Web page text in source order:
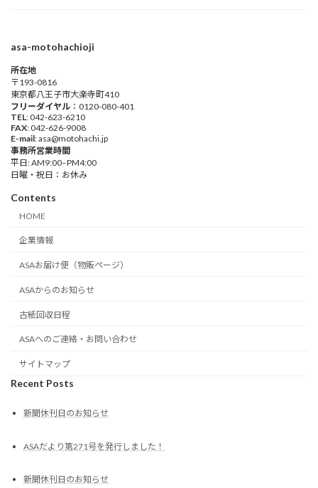
asa-motohachioji
所在地
〒193-0816
東京都八王子市大楽寺町410
フリーダイヤル ：0120-080-401
TEL: 042-623-6210
FAX: 042-626-9008
E-mail: asa@motohachi.jp
事務所営業時間
平日: AM9:00–PM4:00
日曜・祝日：お休み
Contents
HOME
企業情報
ASAお届け便（物販ページ）
ASAからのお知らせ
古紙回収日程
ASAへのご連絡・お問い合わせ
サイトマップ
Recent Posts
新聞休刊日のお知らせ
ASAだより第271号を発行しました！
新聞休刊日のお知らせ